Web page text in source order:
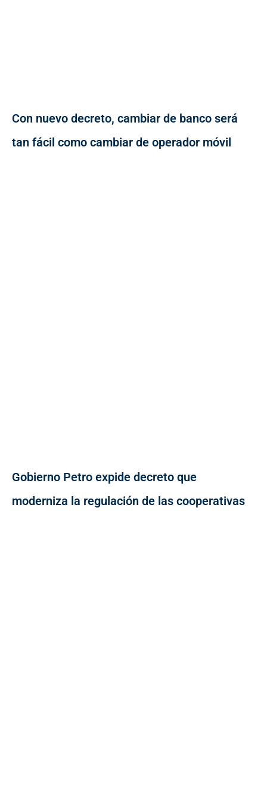
Con nuevo decreto, cambiar de banco será
tan fácil como cambiar de operador móvil
Gobierno Petro expide decreto que
moderniza la regulación de las cooperativas